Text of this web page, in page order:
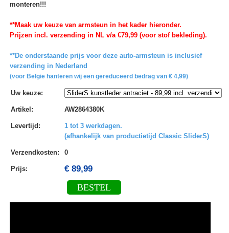
monteren!!!
**Maak uw keuze van armsteun in het kader hieronder.
Prijzen incl. verzending in NL v/a €79,99 (voor stof bekleding).
**De onderstaande prijs voor deze auto-armsteun is inclusief
verzending in Nederland
(voor Belgie hanteren wij een gereduceerd bedrag van € 4,99)
Uw keuze:
Artikel : AW2864380K
Levertijd :
1 tot 3 werkdagen.
(afhankelijk van productietijd Classic SliderS)
Verzendkosten: 0
Prijs: € 89,99
BESTEL